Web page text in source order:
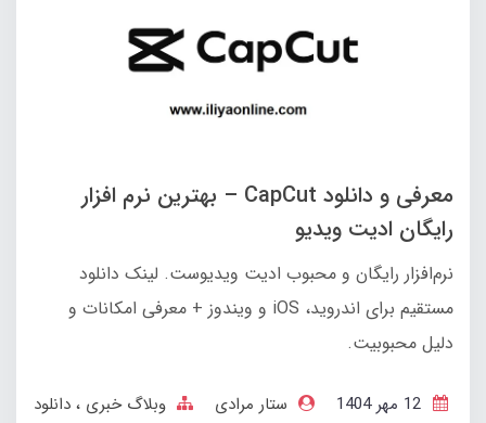
معرفی و دانلود CapCut – بهترین نرم‌ افزار
رایگان ادیت ویدیو
نرم‌افزار رایگان و محبوب ادیت ویدیوست. لینک دانلود
مستقیم برای اندروید، iOS و ویندوز + معرفی امکانات و
دلیل محبوبیت.
ستار مرادی وبلاگ خبری
دانلود